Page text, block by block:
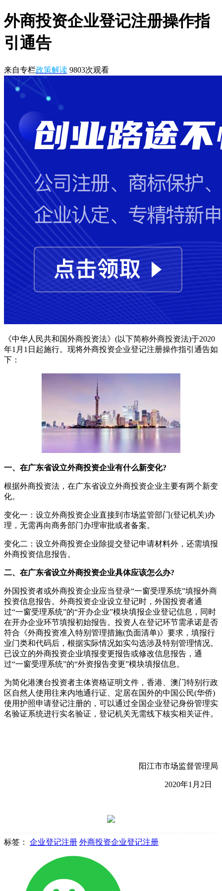
外商投资企业登记注册操作指
引通告
来自专栏政策解读 9803次观看
《中华人民共和国外商投资法》(以下简称外商投资法)于2020
年1月1日起施行。现将外商投资企业登记注册操作指引通告如
下：
一、在广东省设立外商投资企业有什么新变化?
根据外商投资法，在广东省设立外商投资企业主要有两个新变
化。
变化一：设立外商投资企业直接到市场监管部门(登记机关)办
理，无需再向商务部门办理审批或者备案。
变化二：设立外商投资企业除提交登记申请材料外，还需填报
外商投资信息报告。
二、在广东省设立外商投资企业具体应该怎么办?
外国投资者或外商投资企业应当登录“一窗受理系统”填报外商
投资信息报告。外商投资企业设立登记时，外国投资者通
过“一窗受理系统”的“开办企业”模块填报企业登记信息，同时
在开办企业环节填报初始报告。投资人在登记环节需承诺是否
符合《外商投资准入特别管理措施(负面清单)》要求，填报行
业门类和代码后，根据实际情况如实勾选涉及特别管理情况。
已设立的外商投资企业填报变更报告或修改信息报告，通
过“一窗受理系统”的“外资报告变更”模块填报信息。
为简化港澳台投资者主体资格证明文件，香港、澳门特别行政
区自然人使用往来内地通行证、定居在国外的中国公民(华侨)
使用护照申请登记注册的，可以通过全国企业登记身份管理实
名验证系统进行实名验证，登记机关无需线下核实相关证件。
阳江市市场监督管理局
2020年1月2日
标签： 企业登记注册 外商投资企业登记注册